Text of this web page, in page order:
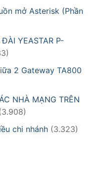
mở Asterisk (Phần
YEASTAR P-
2 Gateway TA800
NHÀ MẠNG TRÊN
chi nhánh (3.323)